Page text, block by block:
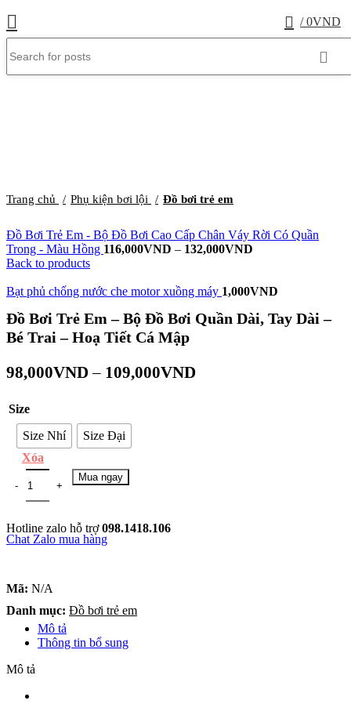
/ 0VND
Trang chủ Phụ kiện bơi lội Đồ bơi trẻ em
Đồ Bơi Trẻ Em - Bộ Đồ Bơi Cao Cấp Chân Váy Rời Có Quần
Trong - Màu Hồng 116,000VND – 132,000VND
Back to products
Bạt phủ chống nước che motor xuồng máy 1,000VND
Đồ Bơi Trẻ Em – Bộ Đồ Bơi Quần Dài, Tay Dài –
Bé Trai – Hoạ Tiết Cá Mập
98,000VND– 109,000VND
Size
Size Nhí
Size Đại
Xóa
Mua ngay
Hotline zalo hỗ trợ098.1418.106
Chat Zalo mua hàng
Mã: N/A
Danh mục: Đồ bơi trẻ em
Mô tả
Thông tin bổ sung
Mô tả